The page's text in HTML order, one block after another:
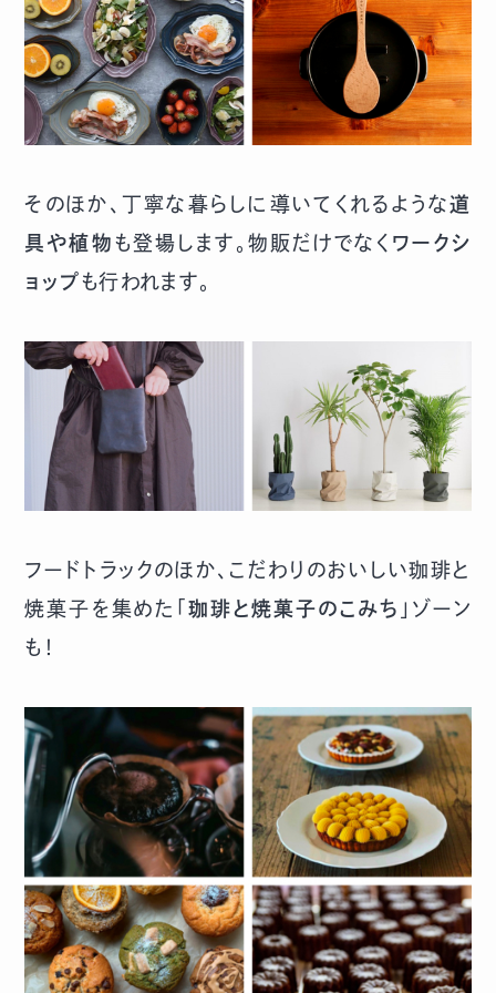
そのほか、丁寧な暮らしに導いてくれるような道
具や植物 も登場します。物販だけでなく ワークシ
ョップも行われます。
フードトラックのほか、こだわりのおいしい珈琲と
焼菓子を集めた「 珈琲と焼菓子のこみち 」ゾーン
も！